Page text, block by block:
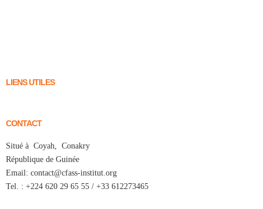
LIENS UTILES
CONTACT
Situé à Coyah, Conakry
République de Guinée
Email: contact@cfass-institut.org
Tel. : +224 620 29 65 55 / +33 612273465